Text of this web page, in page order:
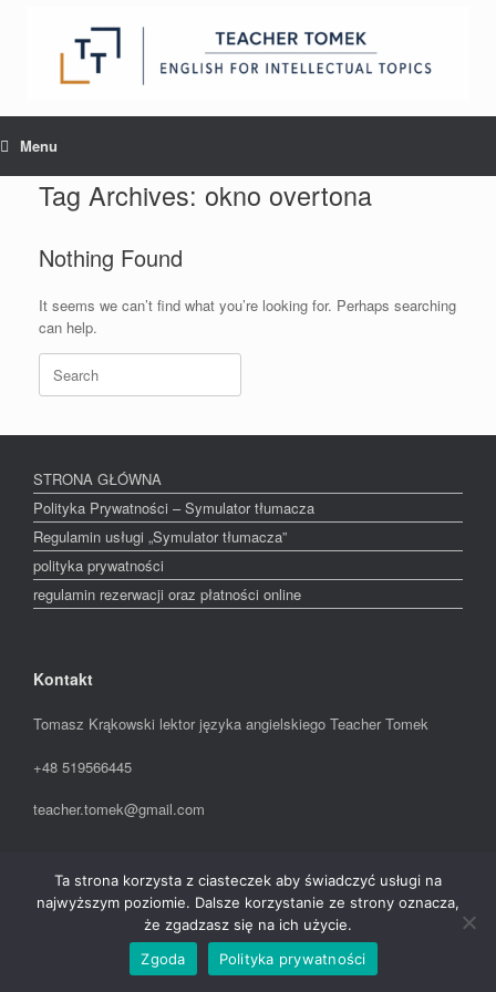
Menu
Tag Archives: okno overtona
Nothing Found
It seems we can’t find what you’re looking for. Perhaps searching
can help.
Search
for:
STRONA GŁÓWNA
Polityka Prywatności – Symulator tłumacza
Regulamin usługi „Symulator tłumacza”
polityka prywatności
regulamin rezerwacji oraz płatności online
Kontakt
Tomasz Krąkowski lektor języka angielskiego Teacher Tomek
+48 519566445
teacher.tomek@gmail.com
ASiteOriginTheme
Ta strona korzysta z ciasteczek aby świadczyć usługi na
najwyższym poziomie. Dalsze korzystanie ze strony oznacza,
że zgadzasz się na ich użycie.
Zgoda
Polityka prywatności